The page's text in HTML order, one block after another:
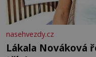
nasehvezdy.cz
Lákala Nováková